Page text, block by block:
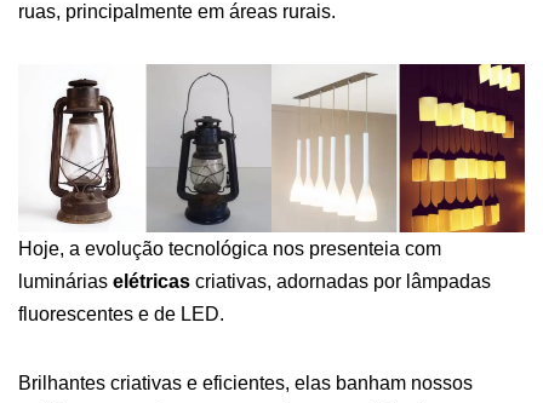
ruas, principalmente em áreas rurais.
Hoje, a evolução tecnológica nos presenteia com
luminárias elétricas criativas, adornadas por lâmpadas
fluorescentes e de LED.
Brilhantes criativas e eficientes, elas banham nossos